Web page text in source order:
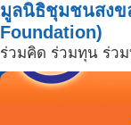
มูลนิธิชุมชนสงข
Foundation)
ร่วมคิด ร่วมทุน ร่วม